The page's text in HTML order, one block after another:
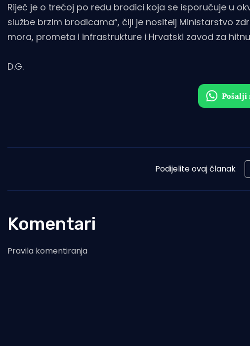
Riječ je o trećoj po redu brodici koja se isporučuje u
službe brzim brodicama“, čiji je nositelj Ministarstvo
mora, prometa i infrastrukture i Hrvatski zavod za
D.G.
Podijelite ovaj članak
Komentari
Pravila komentiranja